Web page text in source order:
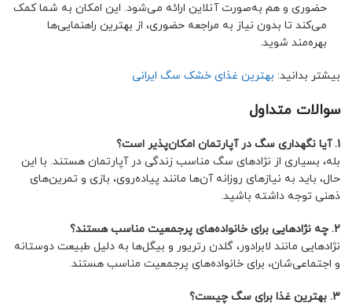
حضوری و هم به‌صورت آنلاین ارائه می‌شود. این امکان به شما کمک
می‌کند تا بدون نیاز به مراجعه حضوری، از بهترین راهنمایی‌ها
بهره‌مند شوید.
بیشتر بدانید: بهترین غذای خشک سگ ایرانی
سوالات متداول
1. آیا نگهداری سگ در آپارتمان امکان‌پذیر است؟
بله، بسیاری از نژادهای سگ مناسب زندگی در آپارتمان هستند. با این
حال، باید به نیازهای روزانه آن‌ها مانند پیاده‌روی، بازی و تمرین‌های
ذهنی توجه داشته باشید.
2. چه نژادهایی برای خانواده‌های پرجمعیت مناسب هستند؟
نژادهایی مانند لابرادور، گلدن رتریور و بیگل‌ها به دلیل طبیعت دوستانه
و اجتماعی‌شان، برای خانواده‌های پرجمعیت مناسب هستند.
3. بهترین غذا برای سگ چیست؟